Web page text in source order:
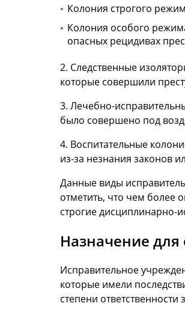
Колония строгого
Колония особого
опасных рецидивах
2. Следственные
которые совершили
3. Лечебно-
было совершено под
4. Воспитательные
из-за незнания законов
Данные виды
отметить, что чем более
строгие дисциплинарно-
Назначение
Исправительное
которые имели
степени